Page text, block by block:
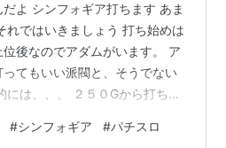
よ シンフォギア打ちます あま
れではいきましょう 打ち始めは
位後なのでアダムがいます。 ア
てもいい派閥と、そうでない
は、、、 ２５０Gから打ちた
ら分かりますよね どうやった
#シンフォギア #パチスロ